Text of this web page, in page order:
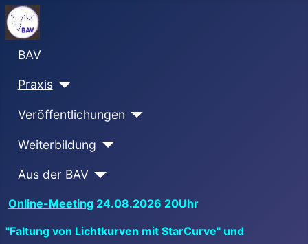
BAV
Praxis
Veröffentlichungen
Weiterbildung
Aus der BAV
Online-Meeting 24.08.2026 20Uhr
"Faltung von Lichtkurven mit StarCurve" und